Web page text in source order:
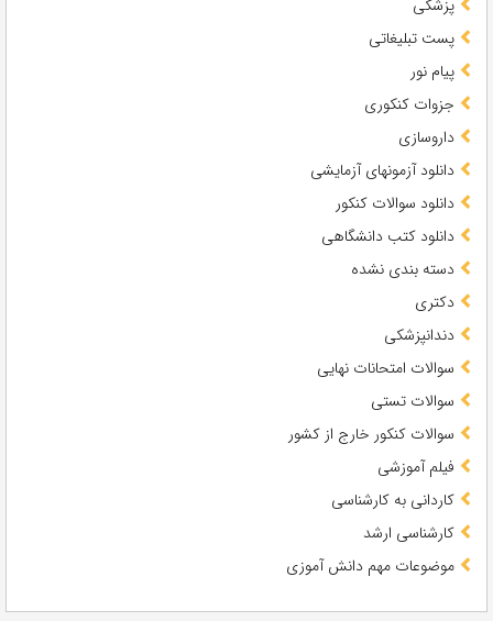
پزشکی
پست تبلیغاتی
پیام نور
جزوات کنکوری
داروسازی
دانلود آزمونهای آزمایشی
دانلود سوالات کنکور
دانلود کتب دانشگاهی
دسته بندی نشده
دکتری
دندانپزشکی
سوالات امتحانات نهایی
سوالات تستی
سوالات کنکور خارج از کشور
فیلم آموزشی
کاردانی به کارشناسی
کارشناسی ارشد
موضوعات مهم دانش آموزی